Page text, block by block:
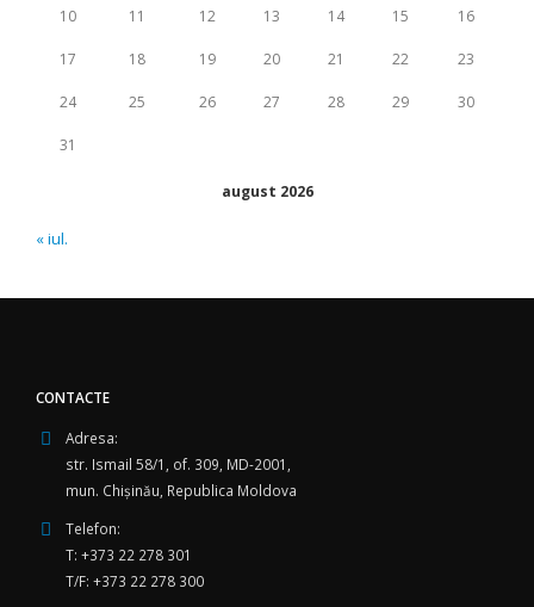
august 2026
10 11 12 13 14 15 16
17 18 19 20 21 22 23
24 25 26 27 28 29 30
31
« iul.
CONTACTE
Adresa:
str. Ismail 58/1, of. 309, MD-2001,
mun. Chişinău, Republica Moldova
Telefon:
T: +373 22 278 301
T/F: +373 22 278 300